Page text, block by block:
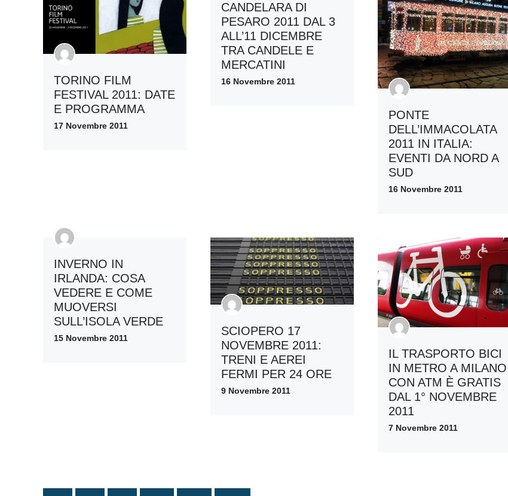
TORINO FILM
FESTIVAL 2011: DATE
E PROGRAMMA
17 Novembre 2011
CANDELARA DI
PESARO 2011 DAL 3
ALL’11 DICEMBRE
TRA CANDELE E
MERCATINI
16 Novembre 2011
PONTE
DELL’IMMACOLATA
2011 IN ITALIA:
EVENTI DA NORD A
SUD
16 Novembre 2011
INVERNO IN
IRLANDA: COSA
VEDERE E COME
MUOVERSI
SULL’ISOLA VERDE
15 Novembre 2011
SCIOPERO 17
NOVEMBRE 2011:
TRENI E AEREI
FERMI PER 24 ORE
9 Novembre 2011
IL TRASPORTO BICI
IN METRO A MILANO
CON ATM È GRATIS
DAL 1° NOVEMBRE
2011
7 Novembre 2011